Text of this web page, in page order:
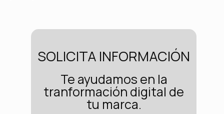
SOLICITA INFORMACIÓN
Te ayudamos en la
tranformación digital de
tu marca.